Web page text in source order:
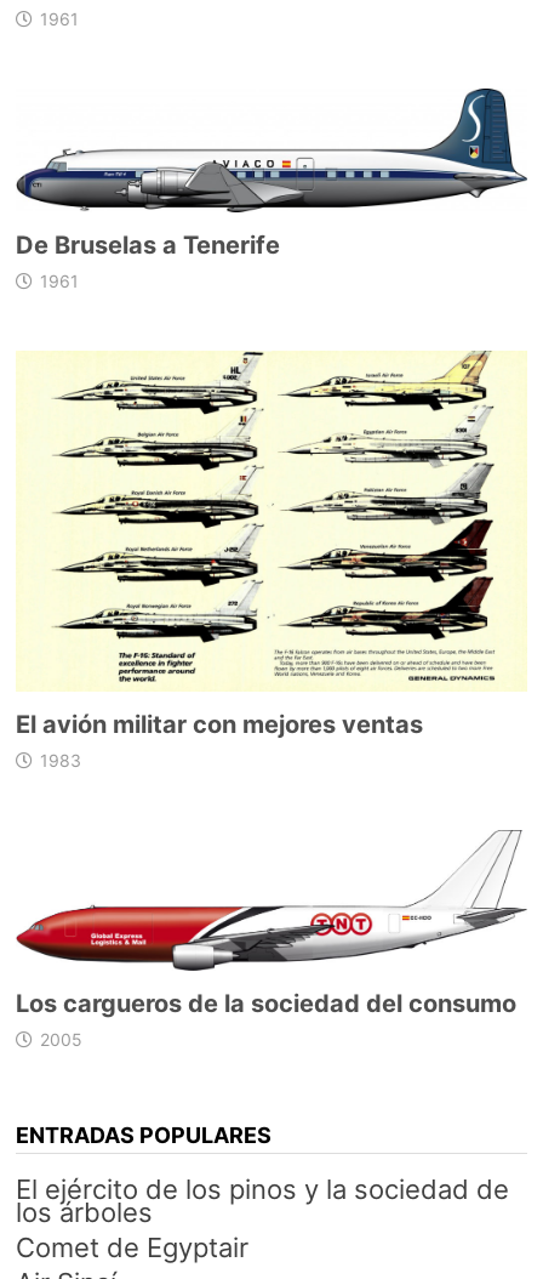
1961
De Bruselas a Tenerife
1961
El avión militar con mejores ventas
1983
Los cargueros de la sociedad del consumo
2005
ENTRADAS POPULARES
El ejército de los pinos y la sociedad de
los árboles
Comet de Egyptair